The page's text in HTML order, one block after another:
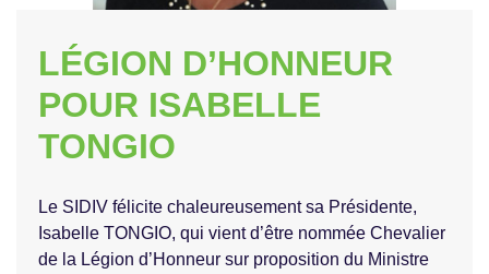
LÉGION D’HONNEUR
POUR ISABELLE
TONGIO
Le SIDIV félicite chaleureusement sa Présidente,
Isabelle TONGIO, qui vient d’être nommée Chevalier
de la Légion d’Honneur sur proposition du Ministre